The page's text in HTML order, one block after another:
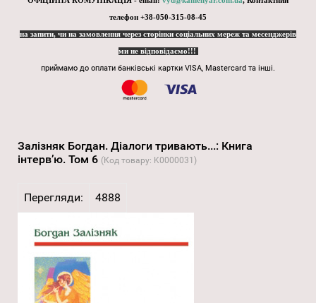
телефон +38-050-315-08-45
на запити, чи на замовлення через сторінки соціальних мереж та месенджерів
ми не відповідаємо!!!
приймамо до оплати банківські картки VISA, Mastercard та інші.
Залізняк Богдан. Діалоги тривають...: Книга
інтерв’ю. Том 6 (Код товару: K0000031 )
Перегляди: 4888